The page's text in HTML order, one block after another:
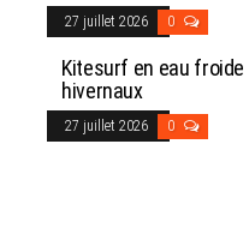
27 juillet 2026 0
Kitesurf en eau
hivernaux
27 juillet 2026 0